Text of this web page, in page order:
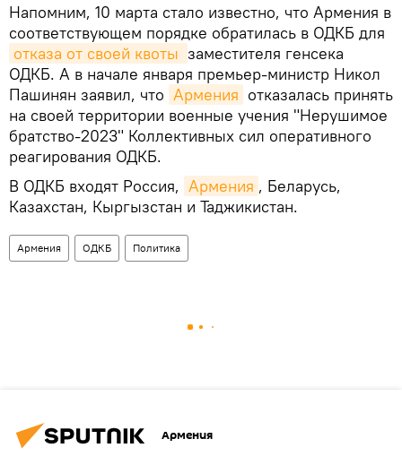
Напомним, 10 марта стало известно, что Армения в
соответствующем порядке обратилась в ОДКБ для
отказа от своей квоты заместителя генсека
ОДКБ. А в начале января премьер-министр Никол
Пашинян заявил, что Армения отказалась принять
на своей территории военные учения "Нерушимое
братство-2023" Коллективных сил оперативного
реагирования ОДКБ.
В ОДКБ входят Россия, Армения , Беларусь,
Казахстан, Кыргызстан и Таджикистан.
Армения ОДКБ Политика
Армения